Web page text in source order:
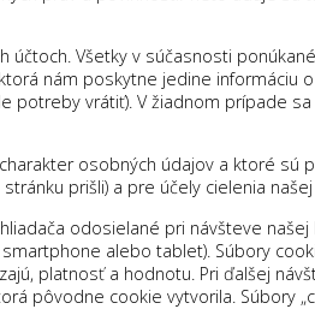
Všetky v súčasnosti
nám poskytne jedine informáciu
vrátiť). V žiadnom prípade
osobných údajov a ktoré sú
prišli) a pre účely cielenia
odosielané pri návšteve
alebo tablet). Súbory
platnosť a hodnotu. Pri ďalšej
pôvodne cookie vytvorila. Súbory